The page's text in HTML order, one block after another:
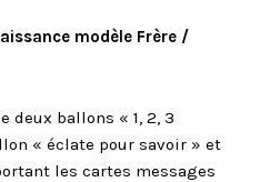
modèle Frère /
deux ballons « 1, 2, 3
« éclate pour savoir » et
les cartes messages